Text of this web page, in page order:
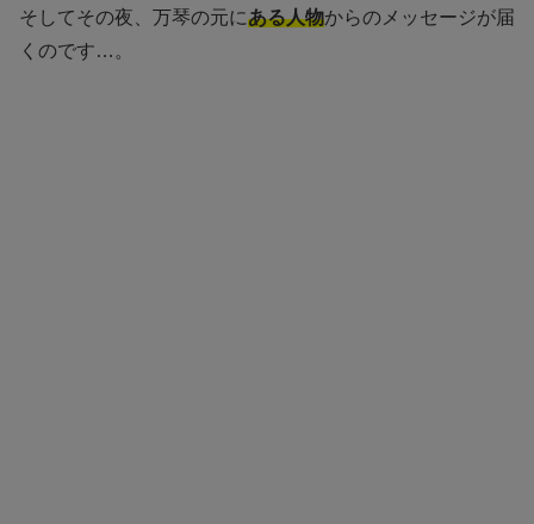
そしてその夜、万琴の元にある人物からのメッセージが届
くのです…。